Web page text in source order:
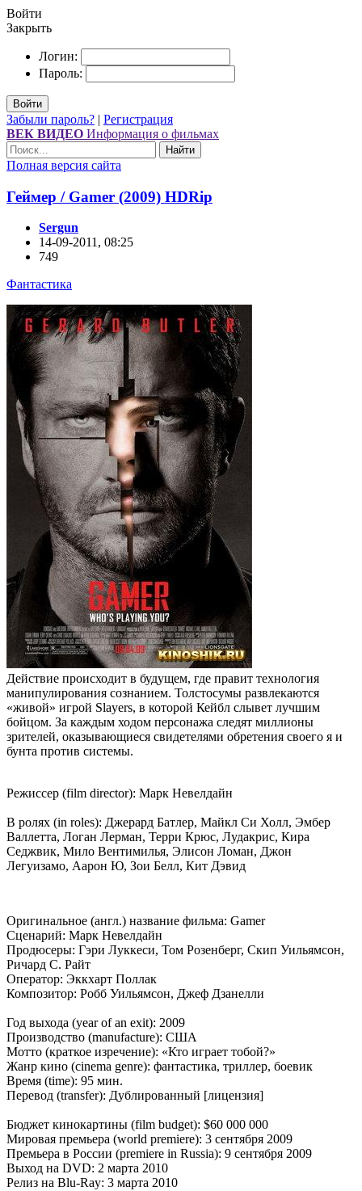
Войти
Закрыть
Логин:
Пароль:
Войти
Забыли пароль? | Регистрация
ВЕК ВИДЕО Информация о фильмах
Найти
Полная версия сайта
Геймер / Gamer (2009) НDRір
Sergun
14-09-2011, 08:25
749
Фантастика
Действие происходит в будущем, где правит технология
манипулирования сознанием. Толстосумы развлекаются
«живой» игрой Slayers, в которой Кейбл слывет лучшим
бойцом. За каждым ходом персонажа следят миллионы
зрителей, оказывающиеся свидетелями обретения своего я и
бунта против системы.
Режиссер (film director): Марк Невелдайн
В ролях (in roles): Джерард Батлер, Майкл Си Холл, Эмбер
Валлетта, Логан Лерман, Терри Крюс, Лудакрис, Кира
Седжвик, Мило Вентимилья, Элисон Ломан, Джон
Легуизамо, Аарон Ю, Зои Белл, Кит Дэвид
Оригинальное (англ.) название фильма: Gamer
Сценарий: Марк Невелдайн
Продюсеры: Гэри Луккеси, Том Розенберг, Скип Уильямсон,
Ричард С. Райт
Оператор: Эккхарт Поллак
Композитор: Робб Уильямсон, Джеф Дзанелли
Год выхода (year of an exit): 2009
Производство (manufacture): США
Мотто (краткое изречение): «Кто играет тобой?»
Жанр кино (cinema genre): фантастика, триллер, боевик
Время (time): 95 мин.
Перевод (transfer): Дублированный [лицензия]
Бюджет кинокартины (film budget): $60 000 000
Мировая премьера (world premiere): 3 сентября 2009
Премьера в России (premiere in Russia): 9 сентября 2009
Выход на DVD: 2 марта 2010
Релиз на Blu-Ray: 3 марта 2010